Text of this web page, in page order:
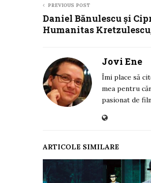
PREVIOUS POST
Daniel Bănulescu și
Humanitas
Jovi Ene
Îmi place să
mea pentru
pasionat de
ARTICOLE SIMILARE